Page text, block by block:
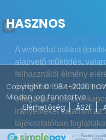
HASZNOS
Copyright © 1984-2026
Minden jog fenntartva.
Elérhetőség
ÁSZF
A weboldal sütiket
alapvető működés,
felhasználói élmény
érdekében. Az oldal
elfogadja a sütikkel
irányelveket valamint az
tájékoztatóban
Süti tájékoztató